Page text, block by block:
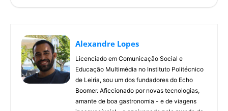
Alexandre Lopes
Licenciado em Comunicação Social e
Educação Multimédia no Instituto Politécnico
de Leiria, sou um dos fundadores do Echo
Boomer. Aficcionado por novas tecnologias,
amante de boa gastronomia - e de viagens